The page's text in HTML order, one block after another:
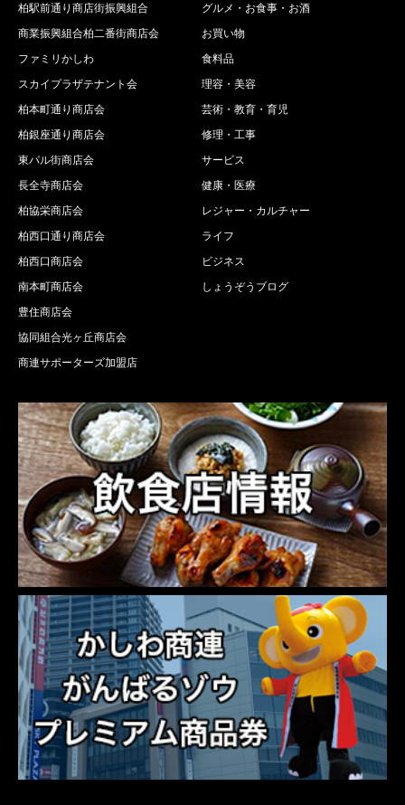
柏駅前通り商店街振興組合
商業振興組合柏二番街商店会
ファミリかしわ
スカイプラザテナント会
柏本町通り商店会
柏銀座通り商店会
東パル街商店会
長全寺商店会
柏協栄商店会
柏西口通り商店会
柏西口商店会
南本町商店会
豊住商店会
協同組合光ヶ丘商店会
商連サポーターズ加盟店
グルメ・お食事・お酒
お買い物
食料品
理容・美容
芸術・教育・育児
修理・工事
サービス
健康・医療
レジャー・カルチャー
ライフ
ビジネス
しょうぞうブログ